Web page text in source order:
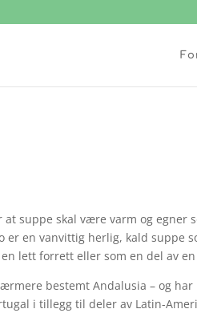
at suppe skal være varm og egner
er en vanvittig herlig, kald suppe
lett forrett eller som en del av
bestemt Andalusia – og
i tillegg til deler av Latin-